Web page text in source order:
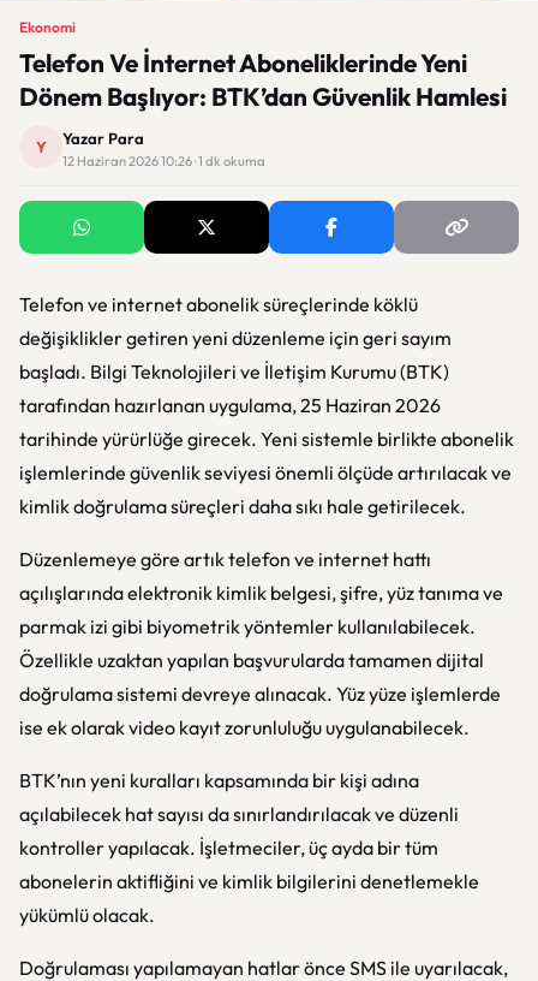
Ekonomi
Telefon Ve İnternet Aboneliklerinde Yeni
Dönem Başlıyor: BTK’dan Güvenlik Hamlesi
Y Yazar Para
12 Haziran 2026 10:26 · 1 dk okuma
Telefon ve internet abonelik süreçlerinde köklü
değişiklikler getiren yeni düzenleme için geri sayım
başladı. Bilgi Teknolojileri ve İletişim Kurumu (BTK)
tarafından hazırlanan uygulama, 25 Haziran 2026
tarihinde yürürlüğe girecek. Yeni sistemle birlikte abonelik
işlemlerinde güvenlik seviyesi önemli ölçüde artırılacak ve
kimlik doğrulama süreçleri daha sıkı hale getirilecek.
Düzenlemeye göre artık telefon ve internet hattı
açılışlarında elektronik kimlik belgesi, şifre, yüz tanıma ve
parmak izi gibi biyometrik yöntemler kullanılabilecek.
Özellikle uzaktan yapılan başvurularda tamamen dijital
doğrulama sistemi devreye alınacak. Yüz yüze işlemlerde
ise ek olarak video kayıt zorunluluğu uygulanabilecek.
BTK’nın yeni kuralları kapsamında bir kişi adına
açılabilecek hat sayısı da sınırlandırılacak ve düzenli
kontroller yapılacak. İşletmeciler, üç ayda bir tüm
abonelerin aktifliğini ve kimlik bilgilerini denetlemekle
yükümlü olacak.
Doğrulaması yapılamayan hatlar önce SMS ile uyarılacak,